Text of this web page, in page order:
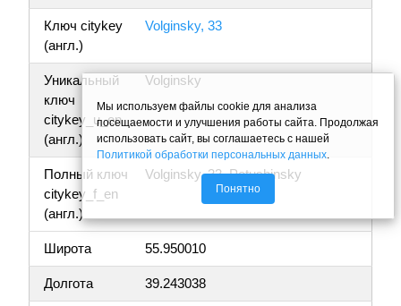
Ключ citykey
(англ.)
Volginsky, 33
Уникальный
ключ
citykey_u_en
(англ.)
Volginsky
Полный ключ
citykey_f_en
(англ.)
Volginsky, 33, Petushinsky
Широта 55.950010
Долгота 39.243038
Мы используем файлы cookie для анализа
посещаемости и улучшения работы сайта. Продолжая
использовать сайт, вы соглашаетесь с нашей
Политикой обработки персональных данных.
Понятно